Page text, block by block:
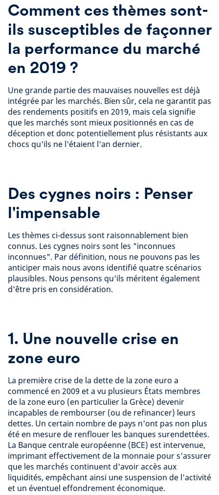
Comment ces thèmes sont-
ils susceptibles de façonner
la performance du marché
en 2019 ?
Une grande partie des mauvaises nouvelles est déjà
intégrée par les marchés. Bien sûr, cela ne garantit pas
des rendements positifs en 2019, mais cela signifie
que les marchés sont mieux positionnés en cas de
déception et donc potentiellement plus résistants aux
chocs qu'ils ne l'étaient l'an dernier.
Des cygnes noirs : Penser
l'impensable
Les thèmes ci-dessus sont raisonnablement bien
connus. Les cygnes noirs sont les "inconnues
inconnues". Par définition, nous ne pouvons pas les
anticiper mais nous avons identifié quatre scénarios
plausibles. Nous pensons qu'ils méritent également
d'être pris en considération.
1. Une nouvelle crise en
zone euro
La première crise de la dette de la zone euro a
commencé en 2009 et a vu plusieurs États membres
de la zone euro (en particulier la Grèce) devenir
incapables de rembourser (ou de refinancer) leurs
dettes. Un certain nombre de pays n'ont pas non plus
été en mesure de renflouer les banques surendettées.
La Banque centrale européenne (BCE) est intervenue,
imprimant effectivement de la monnaie pour s'assurer
que les marchés continuent d'avoir accès aux
liquidités, empêchant ainsi une suspension de l'activité
et un éventuel effondrement économique.